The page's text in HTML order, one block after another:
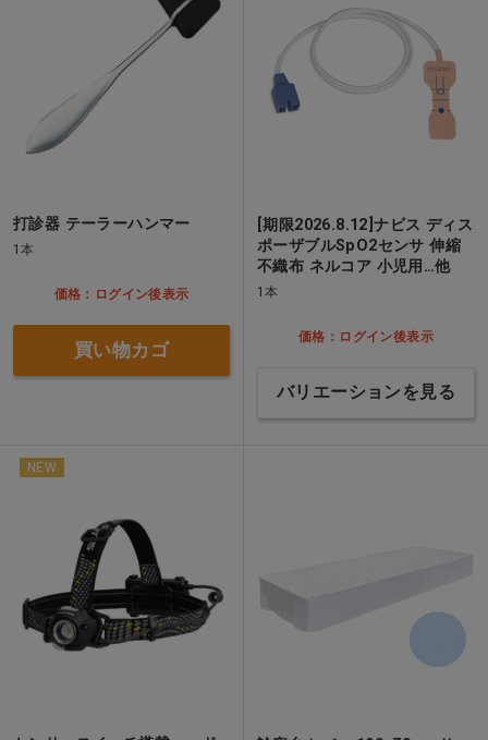
打診器 テーラーハンマー
1本
価格：ログイン後表示
買い物カゴ
[期限2026.8.12]ナビス ディス
ポーザブルSpO2センサ 伸縮
不織布 ネルコア 小児用…他
1本
価格：ログイン後表示
バリエーションを見る
NEW